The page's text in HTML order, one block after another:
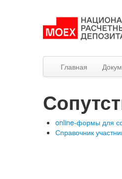
Главная
online-формы для
Справочник